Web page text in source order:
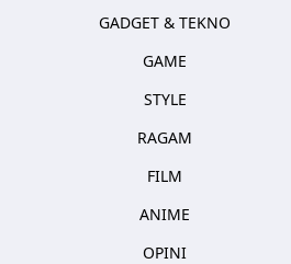
GADGET & TEKNO
GAME
STYLE
RAGAM
FILM
ANIME
OPINI